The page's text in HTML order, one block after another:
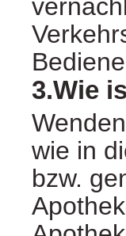
3.Wie
wie in
bzw.